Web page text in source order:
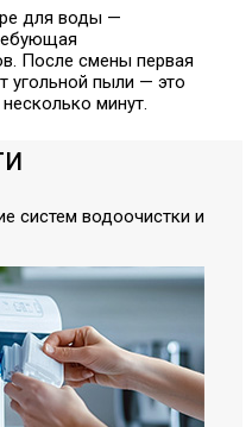
для воды —
После смены первая
угольной пыли — это
минут.
систем водоочистки и